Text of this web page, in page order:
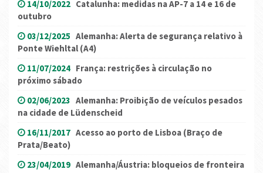
14/10/2022 Catalunha: medidas na AP-7 a 14 e 16 de
outubro
03/12/2025 Alemanha: Alerta de segurança relativo à
Ponte Wiehltal (A4)
11/07/2024 França: restrições à circulação no
próximo sábado
02/06/2023 Alemanha: Proibição de veículos pesados
na cidade de Lüdenscheid
16/11/2017 Acesso ao porto de Lisboa (Braço de
Prata/Beato)
23/04/2019 Alemanha/Áustria: bloqueios de fronteira